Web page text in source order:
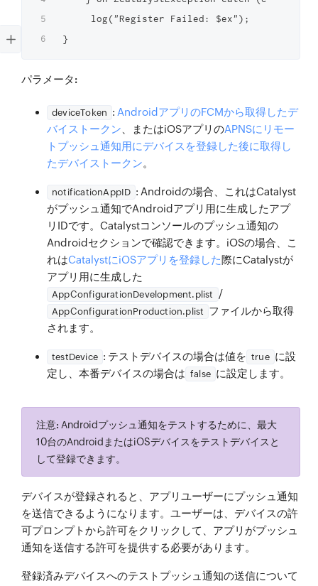
     log("Register Failed: $ex");
}
パラメータ:
deviceToken : AndroidアプリのFCMから取得したデ
バイストークン 、またはiOSアプリのAPNSにリモー
トプッシュ通知用にデバイスを登録した後に取得し
たデバイストークン。
notificationAppID : Androidの場合、これはCatalyst
がプッシュ通知でAndroidアプリ用に生成したアプ
リIDです。Catalystコンソールのプッシュ通知の
Androidセクションで確認できます。iOSの場合、こ
れはCatalystにiOSアプリを登録した際にCatalystが
アプリ用に生成した
AppConfigurationDevelopment.plist /
AppConfigurationProduction.plist ファイルから取得
されます。
testDevice : テストデバイスの場合は値を true に設
定し、本番デバイスの場合は false に設定します。
注意: Androidプッシュ通知をテストするために、最大
10台のAndroidまたはiOSデバイスをテストデバイスと
して登録できます。
デバイスが登録されると、アプリユーザーにプッシュ通知
を送信できるようになります。ユーザーは、デバイスの許
可プロンプトから許可をクリックして、アプリがプッシュ
通知を送信する許可を提供する必要があります。
登録済みデバイスへのテストプッシュ通知の送信について